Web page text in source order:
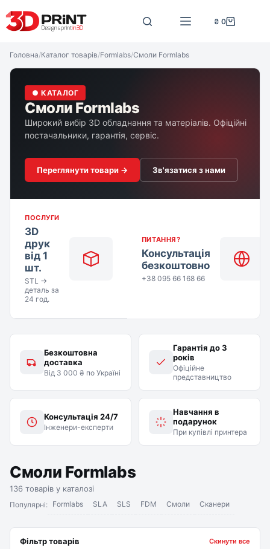
до
вмісту
Кошик
₴ 0
Головна/Каталог товарів/Formlabs/Смоли Formlabs
● КАТАЛОГ
Смоли Formlabs
Широкий вибір 3D обладнання та матеріалів. Офіційні
постачальники, гарантія, сервіс.
Переглянути товари → Зв'язатися з нами
ПОСЛУГИ
3D
друк
від 1
шт.
STL →
деталь за
24 год.
ПИТАННЯ?
Консультація
безкоштовно
+38 095 66 168 66
Безкоштовна
доставка
Від 3 000 ₴ по Україні
Гарантія до 3
років
Офіційне
представництво
Консультація 24/7
Інженери-експерти
Навчання в
подарунок
При купівлі принтера
Смоли Formlabs
136 товарів у каталозі
Популярні: Formlabs SLA SLS FDM Смоли Сканери
Фільтр товарів Скинути все